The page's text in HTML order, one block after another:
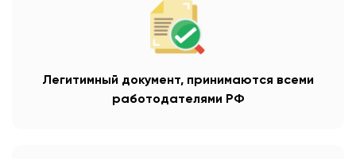
Легитимный документ, принимаются всеми
работодателями РФ